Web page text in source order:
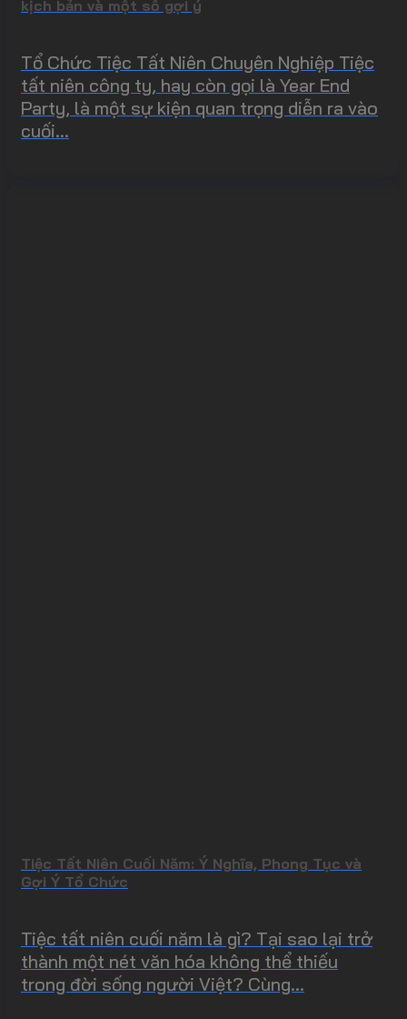
kịch bản và một số gợi ý
Tổ Chức Tiệc Tất Niên Chuyên Nghiệp Tiệc
tất niên công ty, hay còn gọi là Year End
Party, là một sự kiện quan trọng diễn ra vào
cuối...
Tiệc Tất Niên Cuối Năm: Ý Nghĩa, Phong Tục và
Gợi Ý Tổ Chức
Tiệc tất niên cuối năm là gì? Tại sao lại trở
thành một nét văn hóa không thể thiếu
trong đời sống người Việt? Cùng...